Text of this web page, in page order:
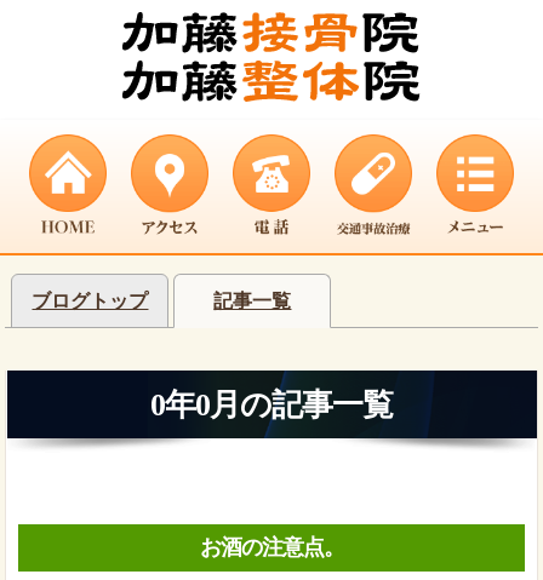
ブログトップ 記事一覧
0年0月の記事一覧
お酒の注意点。